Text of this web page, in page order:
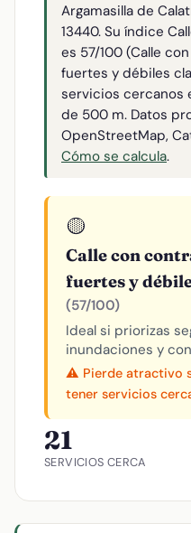
Argamasilla de
13440. Su índice
es 57/100 (Calle
fuertes y débiles
servicios cercanos
de 500 m. Datos
OpenStreetMap,
Cómo se calcula.
🟡
Calle con
fuertes y
(57/100)
Ideal si priorizas
inundaciones y
⚠️ Pierde atractivo
tener servicios
21
SERVICIOS CERCA